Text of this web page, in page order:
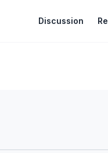
Discussion